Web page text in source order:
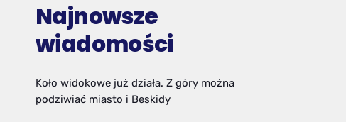
Najnowsze
wiadomości
Koło widokowe już działa. Z góry można
podziwiać miasto i Beskidy